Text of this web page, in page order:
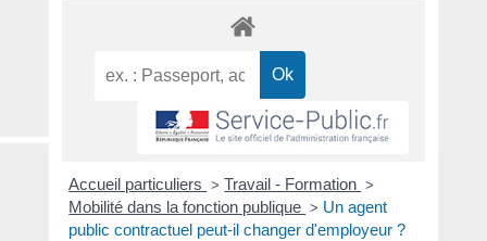
Accueil particuliers > Travail - Formation >
Mobilité dans la fonction publique > Un agent
public contractuel peut-il changer d'employeur ?